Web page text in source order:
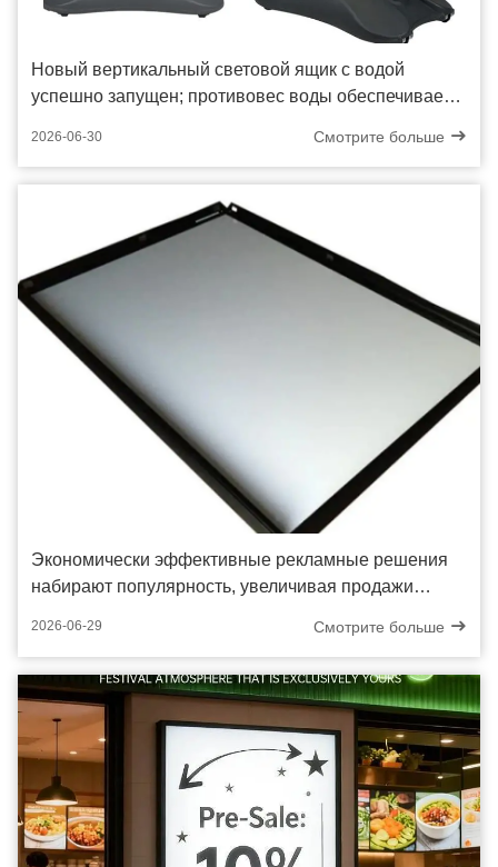
Новый вертикальный световой ящик с водой
успешно запущен; противовес воды обеспечивает
2026-06-30 Смотрите больше
Экономически эффективные рекламные решения
набирают популярность, увеличивая продажи
2026-06-29 Смотрите больше